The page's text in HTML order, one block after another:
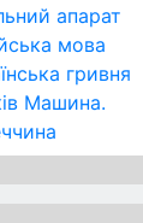
апарат
мова
гривня
Машина.